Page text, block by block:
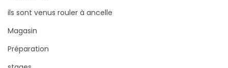
ils sont venus rouler à ancelle
Magasin
Préparation